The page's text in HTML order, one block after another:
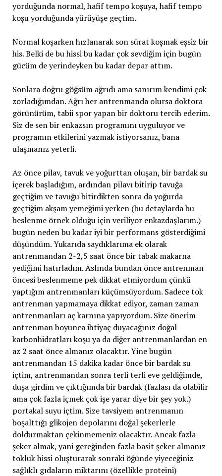
yorduğunda normal, hafif tempo koşuya, hafif tempo
koşu yorduğunda yürüyüşe geçtim.
Normal koşarken hızlanarak son sürat koşmak eşsiz bir
his. Belki de bu hissi bu kadar çok sevdiğim için bugün
gücüm de yerindeyken bu kadar depar attım.
Sonlara doğru göğsüm ağrıdı ama sanırım kendimi çok
zorladığımdan. Ağrı her antrenmanda olursa doktora
görünürüm, tabii spor yapan bir doktoru tercih ederim.
Siz de sen bir enkazsın programını uyguluyor ve
programın etkilerini yazmak istiyorsanız, bana
ulaşmanız yeterli.
Az önce pilav, tavuk ve yoğurttan oluşan, bir bardak su
içerek başladığım, ardından pilavı bitirip tavuğa
geçtiğim ve tavuğu bitirdikten sonra da yoğurda
geçtiğim akşam yemeğimi yerken (bu detaylarda bu
beslenme örnek olduğu için veriliyor enkazdaşlarım.)
bugün neden bu kadar iyi bir performans gösterdiğimi
düşündüm. Yukarıda saydıklarıma ek olarak
antrenmandan 2-2,5 saat önce bir tabak makarna
yediğimi hatırladım. Aslında bundan önce antrenman
öncesi beslenmeme pek dikkat etmiyordum çünkü
yaptığım antrenmanları küçümsüyordum. Sadece tok
antrenman yapmamaya dikkat ediyor, zaman zaman
antrenmanları aç karnına yapıyordum. Size önerim
antrenman boyunca ihtiyaç duyacağınız doğal
karbonhidratları koşu ya da diğer antrenmanlardan en
az 2 saat önce almanız olacaktır. Yine bugün
antrenmandan 15 dakika kadar önce bir bardak su
içtim, antrenmandan sonra terli terli eve geldiğimde,
duşa girdim ve çıktığımda bir bardak (fazlası da olabilir
ama çok fazla içmek çok işe yarar diye bir şey yok.)
portakal suyu içtim. Size tavsiyem antrenmanın
boşalttığı glikojen depolarını doğal şekerlerle
doldurmaktan çekinmemeniz olacaktır. Ancak fazla
şeker almak, yani gereğinden fazla basit şeker almanız
tokluk hissi oluşturarak sonraki öğünde yiyeceğiniz
sağlıklı gıdaların miktarını (özellikle proteini)